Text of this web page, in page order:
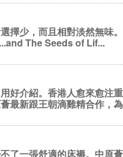
擇少，而且相對淡然無味
The Seeds of Lif...
好介紹。香港人愈來愈注
最新跟王朝滴雞精合作，
了一張舒適的床褥。中原